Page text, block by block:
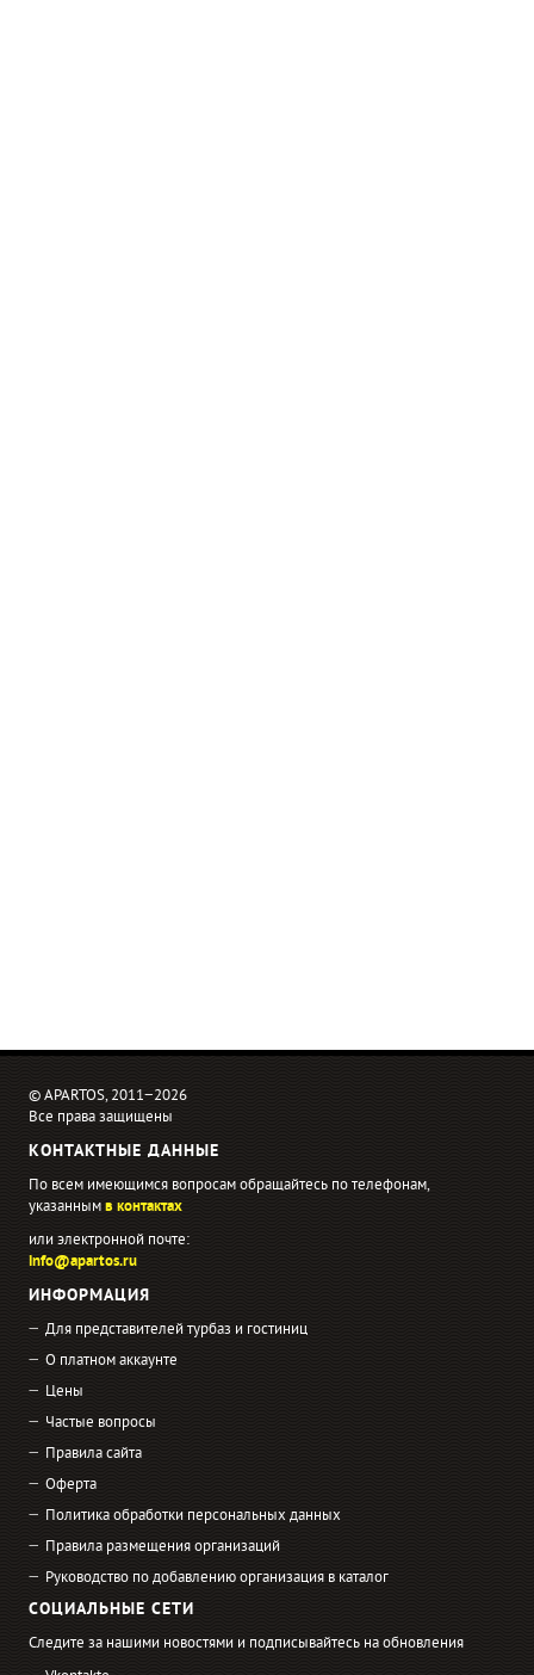
© APARTOS, 2011−2026
Все права защищены
КОНТАКТНЫЕ ДАННЫЕ
По всем имеющимся вопросам обращайтесь по телефонам,
указаннымв контактах
или электронной почте:
info@apartos.ru
ИНФОРМАЦИЯ
Для представителей турбаз и гостиниц
О платном аккаунте
Цены
Частые вопросы
Правила сайта
Оферта
Политика обработки персональных данных
Правила размещения организаций
Руководство по добавлению организация в каталог
СОЦИАЛЬНЫЕ СЕТИ
Следите за нашими новостями и подписывайтесь на обновления